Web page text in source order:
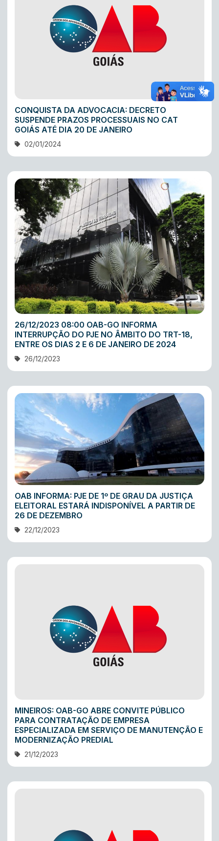
CONQUISTA DA ADVOCACIA: DECRETO
SUSPENDE PRAZOS PROCESSUAIS NO CAT
GOIÁS ATÉ DIA 20 DE JANEIRO
02/01/2024
26/12/2023 08:00 OAB-GO INFORMA
INTERRUPÇÃO DO PJE NO ÂMBITO DO TRT-18,
ENTRE OS DIAS 2 E 6 DE JANEIRO DE 2024
26/12/2023
OAB INFORMA: PJE DE 1º DE GRAU DA JUSTIÇA
ELEITORAL ESTARÁ INDISPONÍVEL A PARTIR DE
26 DE DEZEMBRO
22/12/2023
MINEIROS: OAB-GO ABRE CONVITE PÚBLICO
PARA CONTRATAÇÃO DE EMPRESA
ESPECIALIZADA EM SERVIÇO DE MANUTENÇÃO E
MODERNIZAÇÃO PREDIAL
21/12/2023